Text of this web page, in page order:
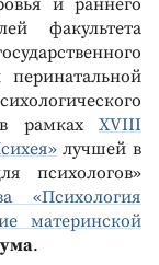
факультета
перинатальной
рамках XVIII
лучшей в
психологов»
«Психология
материнской
.